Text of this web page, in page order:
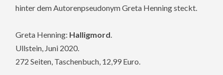
hinter dem Autorenpseudonym Greta Henning steckt.
Greta Henning: Halligmord.
Ullstein, Juni 2020.
272 Seiten, Taschenbuch, 12,99 Euro.